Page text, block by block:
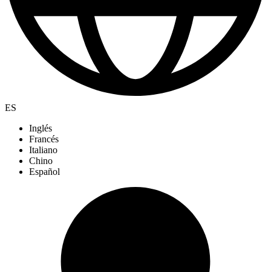
ES
Inglés
Francés
Italiano
Chino
Español